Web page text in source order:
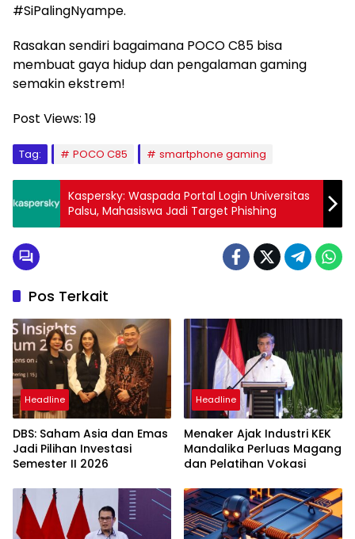
#SiPalingNyampe.
Rasakan sendiri bagaimana POCO C85 bisa
membuat gaya hidup dan pengalaman gaming
semakin ekstrem!
Post Views: 19
Tag: POCO C85 smartphone gaming
Kaspersky: Waspada Portal Login Universitas
Palsu, Mahasiswa Jadi Target Phishing
Pos Terkait
Headline
DBS: Saham Asia dan Emas
Jadi Pilihan Investasi
Semester II 2026
Headline
Menaker Ajak Industri KEK
Mandalika Perluas Magang
dan Pelatihan Vokasi